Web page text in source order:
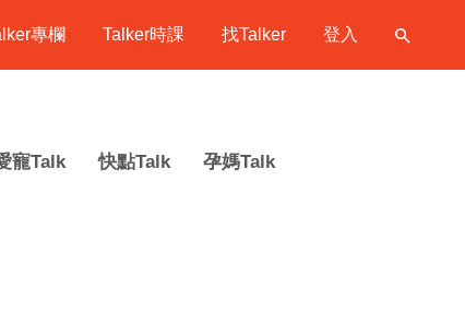
專欄 Talker時課 找Talker 登入
寵Talk 快點Talk 孕媽Talk